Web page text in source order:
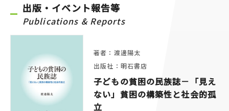
出版・イベント報告等
Publications & Reports
著者：渡邊陽太
出版社：明石書店
子どもの貧困の民族誌－「見え
ない」貧困の構築性と社会的孤
立